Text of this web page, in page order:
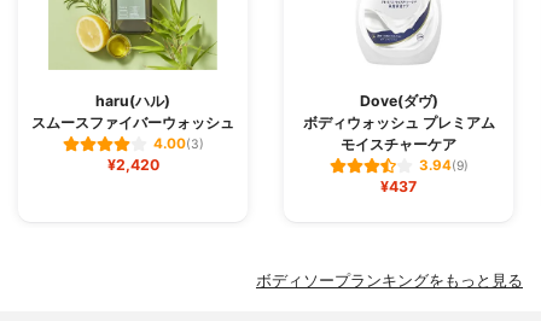
haru(ハル)
スムースファイバーウォッシュ
4.00(3)
¥2,420
Dove(ダヴ)
ボディウォッシュ プレミアム
モイスチャーケア
3.94(9)
¥437
ボディソープランキングをもっと見る